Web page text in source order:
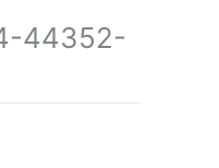
44352-